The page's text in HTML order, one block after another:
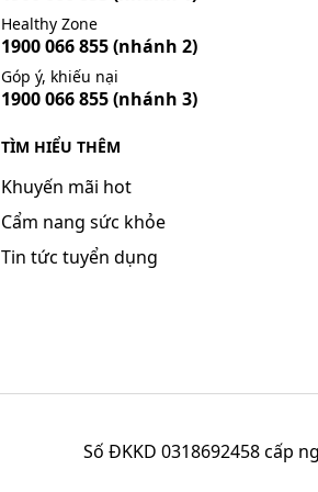
Healthy Zone
1900 066 855(nhánh 2)
Góp ý, khiếu nại
1900 066 855(nhánh 3)
TÌM HIỂU THÊM
Khuyến mãi hot
Cẩm nang sức khỏe
Tin tức tuyển dụng
Số ĐKKD 0318692458 cấp